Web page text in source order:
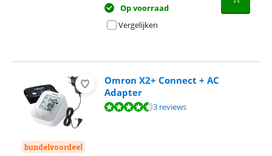
Op voorraad
Vergelijken
bundelvoordeel
Omron X2+ Connect + AC
Adapter
Beoordeling is 9,3 van de 10, gebaseerd op 3 reviews.
3 reviews